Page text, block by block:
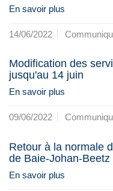
En savoir plus
14/06/2022
Modification des
jusqu'au 14 juin
En savoir plus
09/06/2022
Retour à la normale
de Baie-Johan-Beetz
En savoir plus